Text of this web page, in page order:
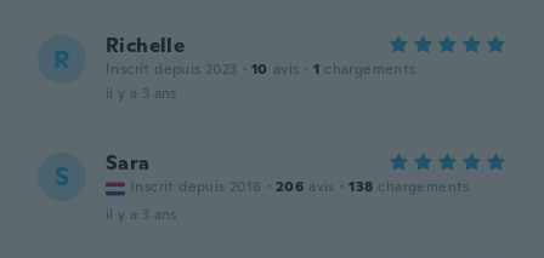
R Richelle
Inscrit depuis 2023 · 10 avis · 1 chargements
il y a 3 ans
S Sara
Inscrit depuis 2018 · 206 avis · 138 chargements
il y a 3 ans